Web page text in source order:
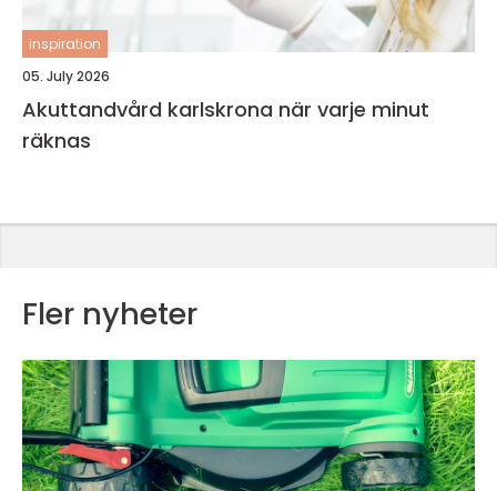
inspiration
05. July 2026
Akuttandvård karlskrona när varje minut
räknas
Fler nyheter